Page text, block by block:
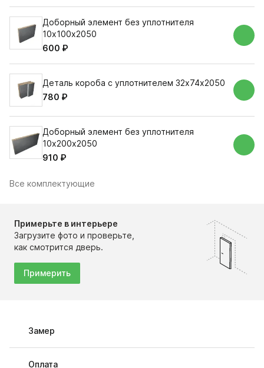
Доборный элемент без уплотнителя
10х100х2050
600 ₽
Деталь короба с уплотнителем 32х74х2050
780 ₽
Доборный элемент без уплотнителя
10х200х2050
910 ₽
Все комплектующие
Примерьте в интерьере
Загрузите фото и проверьте,
как смотрится дверь.
Примерить
Замер
Оплата